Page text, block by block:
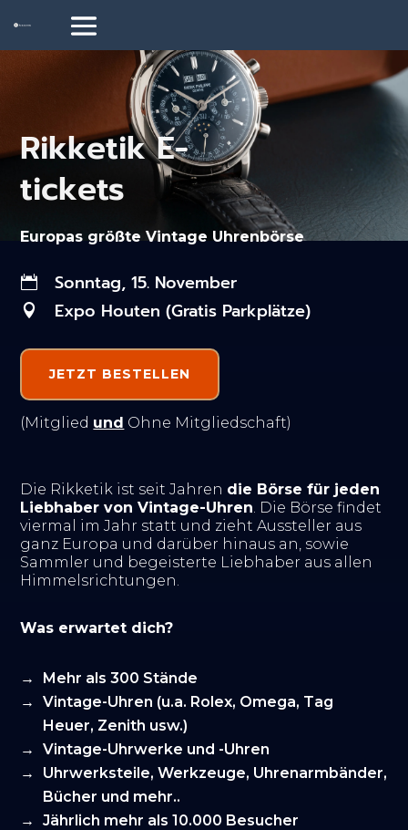
Rikketik E-
tickets
Europas größte Vintage Uhrenbörse
 Sonntag, 15. November
 Expo Houten (Gratis Parkplätze)
JETZT BESTELLEN
(Mitglied und Ohne Mitgliedschaft)
Die Rikketik ist seit Jahren die Börse für jeden
Liebhaber von Vintage-Uhren. Die Börse findet
viermal im Jahr statt und zieht Aussteller aus
ganz Europa und darüber hinaus an, sowie
Sammler und begeisterte Liebhaber aus allen
Himmelsrichtungen.
Was erwartet dich?
Mehr als 300 Stände
Vintage-Uhren (u.a. Rolex, Omega, Tag
Heuer, Zenith usw.)
Vintage-Uhrwerke und -Uhren
Uhrwerksteile, Werkzeuge, Uhrenarmbänder,
Bücher und mehr..
Jährlich mehr als 10.000 Besucher